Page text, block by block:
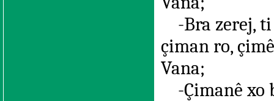
-Bra zerej, ti
çiman ro,
Vana;
-Çimanê xo